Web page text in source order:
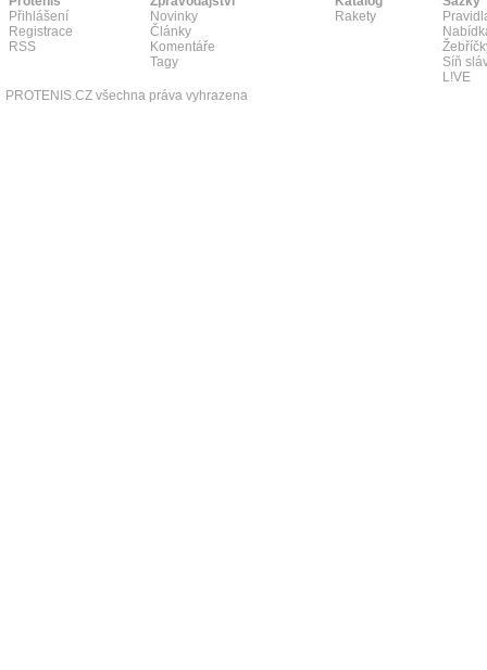
Přihlášení
Registrace
RSS
Novinky
Články
Komentáře
Tagy
Rakety
Síň
L!VE
PROTENIS.CZ všechna práva vyhrazena